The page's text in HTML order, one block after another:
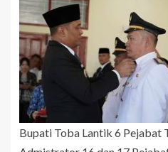
Bupati Toba Lantik 6 Pejabat